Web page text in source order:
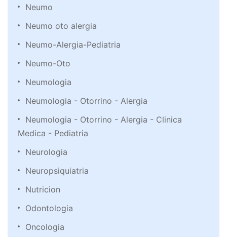
Neumo
Neumo oto alergia
Neumo-Alergia-Pediatria
Neumo-Oto
Neumologia
Neumologia - Otorrino - Alergia
Neumologia - Otorrino - Alergia - Clinica
Medica - Pediatria
Neurologia
Neuropsiquiatria
Nutricion
Odontologia
Oncologia